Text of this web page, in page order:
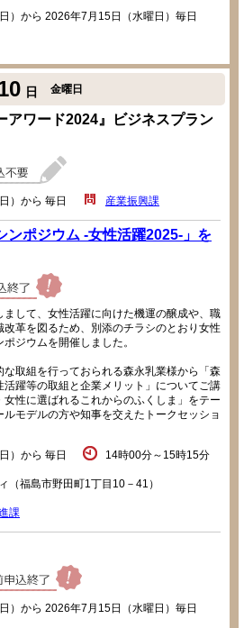
）から 2026年7月15日（水曜日）毎日
日 金曜日
アワード2024』ビジネスプラン
）から 毎日 産業振興課
ンポジウム -女性活躍2025-」を
して、女性活躍に向けた機運の醸成や、職
革を図るため、別添のチラシのとおり女性
ジウムを開催しました。
取組を行っておられる森永乳業様から「森
躍等の取組と企業メリット」についてご講
性に選ばれるこれからのふくしま」をテー
モデルの方や知事を交えたトークセッショ
）から 毎日 14時00分～15時15分
福島市野田町1丁目10－41）
課
）から 2026年7月15日（水曜日）毎日